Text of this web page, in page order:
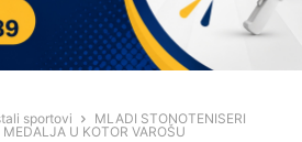
sportovi
MLADI STONOTENISERI
U KOTOR VAROŠU